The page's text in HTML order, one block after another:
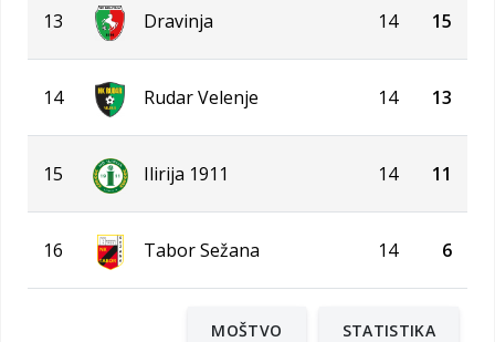
13 Dravinja 14 15
14 Rudar Velenje 14 13
15 Ilirija 1911 14 11
16 Tabor Sežana 14 6
MOŠTVO STATISTIKA